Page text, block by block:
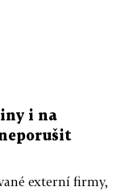
i na
externí firmy,